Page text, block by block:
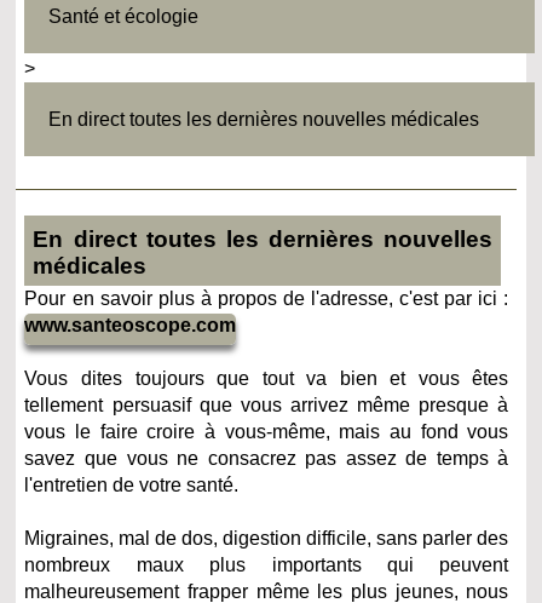
Santé et écologie
>
En direct toutes les dernières nouvelles médicales
En direct toutes les dernières nouvelles
médicales
Pour en savoir plus à propos de l'adresse, c'est par ici :
www.santeoscope.com
Vous dites toujours que tout va bien et vous êtes
tellement persuasif que vous arrivez même presque à
vous le faire croire à vous-même, mais au fond vous
savez que vous ne consacrez pas assez de temps à
l'entretien de votre santé.
Migraines, mal de dos, digestion difficile, sans parler des
nombreux maux plus importants qui peuvent
malheureusement frapper même les plus jeunes, nous